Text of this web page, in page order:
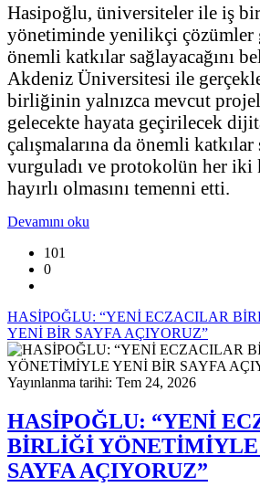
Hasipoğlu, üniversiteler ile iş
yönetiminde yenilikçi çözümler
önemli katkılar sağlayacağını
Akdeniz Üniversitesi ile
birliğinin yalnızca mevcut
gelecekte hayata geçirilecek
çalışmalarına da önemli katkılar
vurguladı ve protokolün her iki
hayırlı olmasını temenni etti.
Devamını oku
101
0
HASİPOĞLU: “YENİ ECZACILAR
YENİ BİR SAYFA AÇIYORUZ”
Yayınlanma tarihi: Tem 24, 2026
HASİPOĞLU: “YENİ
BİRLİĞİ YÖNETİMİYLE
SAYFA AÇIYORUZ”